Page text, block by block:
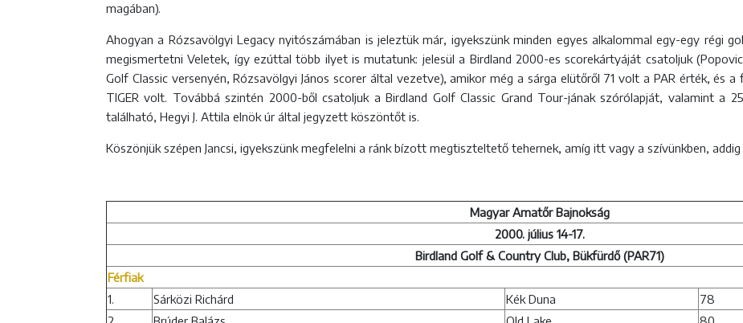
magában).
Ahogyan a Rózsavölgyi Legacy nyitószámában is jeleztük már, igyekszünk minden egyes alkalommal egy-egy régi
megismertetni Veletek, így ezúttal több ilyet is mutatunk: jelesül a Birdland 2000-es scorekártyáját csatoljuk
Golf Classic versenyén, Rózsavölgyi János scorer által vezetve), amikor még a sárga elütőről 71 volt a PAR érték, és
TIGER volt. Továbbá szintén 2000-ből csatoljuk a Birdland Golf Classic Grand Tour-jának szórólapját, valamint a
található, Hegyi J. Attila elnök úr által jegyzett köszöntőt is.
Köszönjük szépen Jancsi, igyekszünk megfelelni a ránk bízott megtiszteltető tehernek, amíg itt vagy a szívünkben,
Magyar Amatőr Bajnokság
2000. július 14-17.
Birdland Golf & Country Club, Bükfürdő (PAR71)
Férfiak
1.
Sárközi Richárd Kék Duna 78